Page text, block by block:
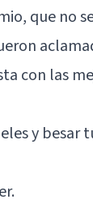
que no
con las
y